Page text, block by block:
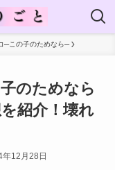
─この子のためなら─
のためなら
紹介！壊れ
年12月28日